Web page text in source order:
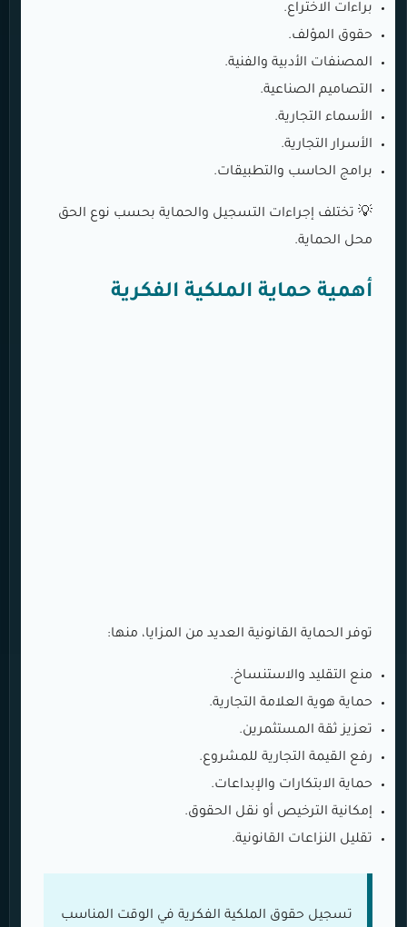
براءات الاختراع.
حقوق المؤلف.
المصنفات الأدبية والفنية.
التصاميم الصناعية.
الأسماء التجارية.
الأسرار التجارية.
برامج الحاسب والتطبيقات.
💡 تختلف إجراءات التسجيل والحماية بحسب نوع الحق
محل الحماية.
أهمية حماية الملكية الفكرية
توفر الحماية القانونية العديد من المزايا، منها:
منع التقليد والاستنساخ.
حماية هوية العلامة التجارية.
تعزيز ثقة المستثمرين.
رفع القيمة التجارية للمشروع.
حماية الابتكارات والإبداعات.
إمكانية الترخيص أو نقل الحقوق.
تقليل النزاعات القانونية.
تسجيل حقوق الملكية الفكرية في الوقت المناسب